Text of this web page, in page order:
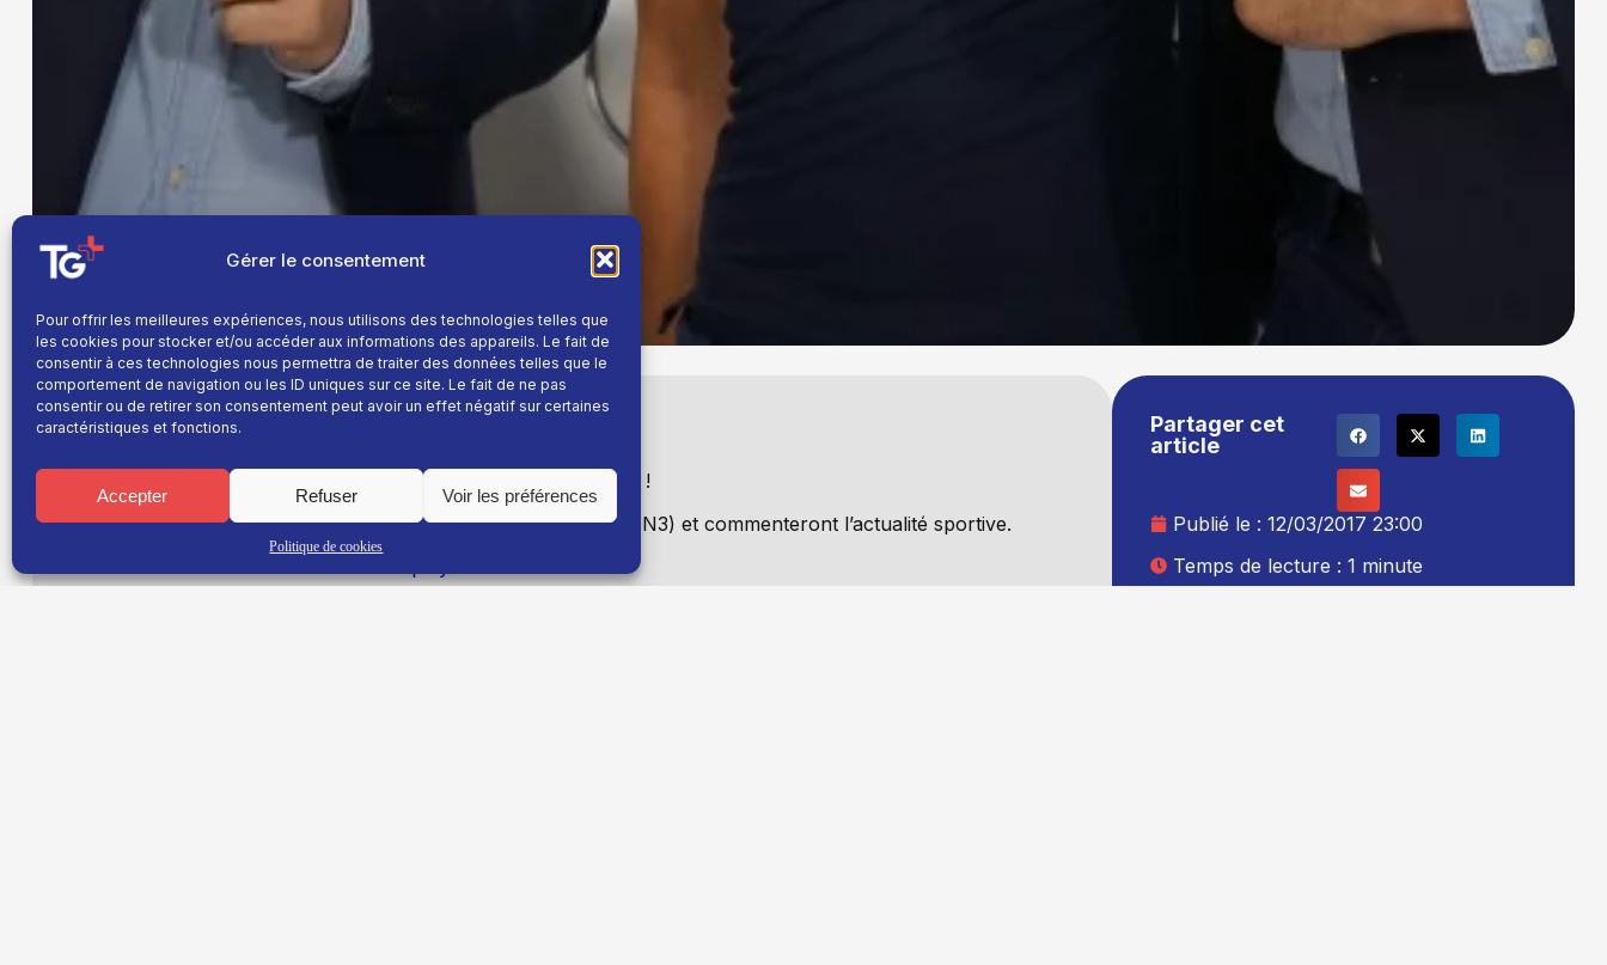
Gérer le consentement
Pour offrir les meilleures expériences, nous utilisons des technologies telles que
les cookies pour stocker et/ou accéder aux informations des appareils. Le fait de
consentir à ces technologies nous permettra de traiter des données telles que le
comportement de navigation ou les ID uniques sur ce site. Le fait de ne pas
consentir ou de retirer son consentement peut avoir un effet négatif sur certaines
caractéristiques et fonctions.
Accepter Refuser Voir les préférences
Politique de cookies
Lundi 18h40 et 19h40
Le duo Hugo et Jonathan est de retour pour ce 25ème épisode !
Ils reçoivent Suzanne Papassin, joueuse de Handball à Voiron (N3) et commenteront l’actualité sportive.
Partager cet
article
Publié le :12/03/2017 23:00
Temps de lecture : 1 minute